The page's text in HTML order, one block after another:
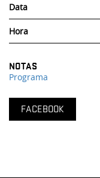
Data
Hora
NOTAS
Programa
FACEBOOK